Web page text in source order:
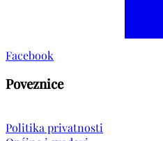
Facebook
Poveznice
Politika privatnosti